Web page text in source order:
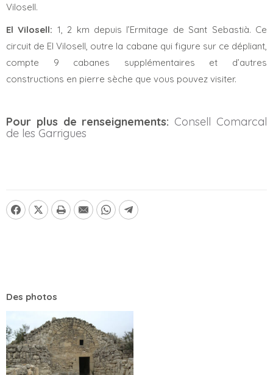
Vilosell.
El Vilosell: 1, 2 km depuis l’Ermitage de Sant Sebastià. Ce
circuit de El Vilosell, outre la cabane qui figure sur ce dépliant,
compte 9 cabanes supplémentaires et d’autres
constructions en pierre sèche que vous pouvez visiter.
Pour plus de renseignements: Consell Comarcal
de les Garrigues
Des photos